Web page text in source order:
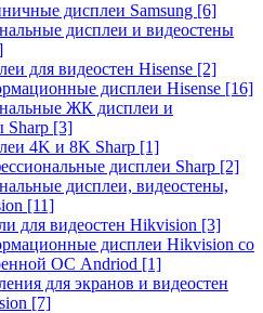
дисплеи Samsung [6]
дисплеи и видеостены
для видеостен Hisense [2]
дисплеи Hisense [16]
ЖК дисплеи и
Sharp [3]
4K и 8K Sharp [1]
дисплеи Sharp [2]
дисплеи, видеостены,
[11]
для видеостен Hikvision [3]
дисплеи Hikvision со
ОС Andriod [1]
для экранов и видеостен
[7]